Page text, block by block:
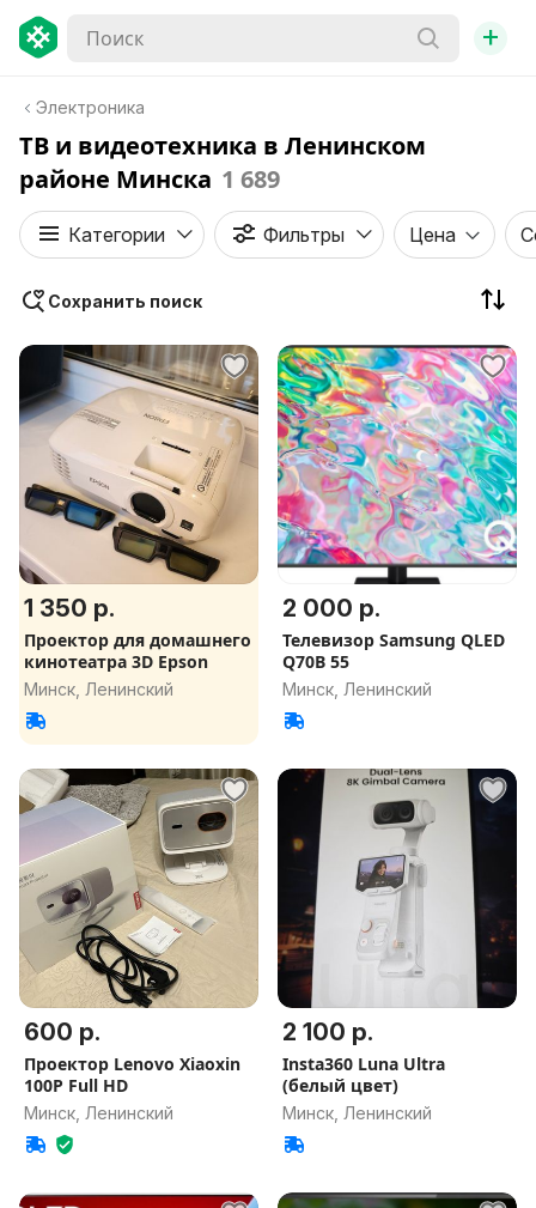
+
Электроника
ТВ и видеотехника в Ленинском
районе Минска 1 689
Категории Фильтры Цена
Сохранить поиск
1 350 р.
Проектор для домашнего
кинотеатра 3D Epson
Минск, Ленинский
2 000 р.
Телевизор Samsung QLED
Q70B 55
Минск, Ленинский
600 р.
Проектор Lenovo Xiaoxin
100P Full HD
Минск, Ленинский
2 100 р.
Insta360 Luna Ultra
(белый цвет)
Минск, Ленинский